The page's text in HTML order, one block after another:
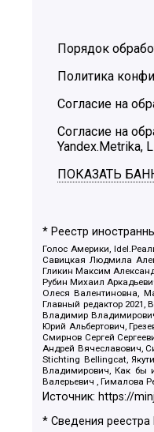
Порядок
Политика
Согласие на
Согласие на
Yandex.Metrika,
ПОКАЗАТЬ
* Реестр
Голос Америки,
Савицкая Людмила
Гликин Максим
Рубин Михаил
Олеся Валентиновна,
Главный редактор
Владимир
Юрий Альбертович,
Смирнов Сергей
Андрей Вячеславович,
Stichting Bellingcat,
Владимирович, Как бы
Валерьевич , Гималова
Источник: https://
* Сведения